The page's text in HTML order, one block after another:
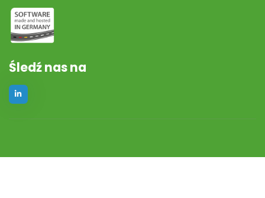
Śledź nas na